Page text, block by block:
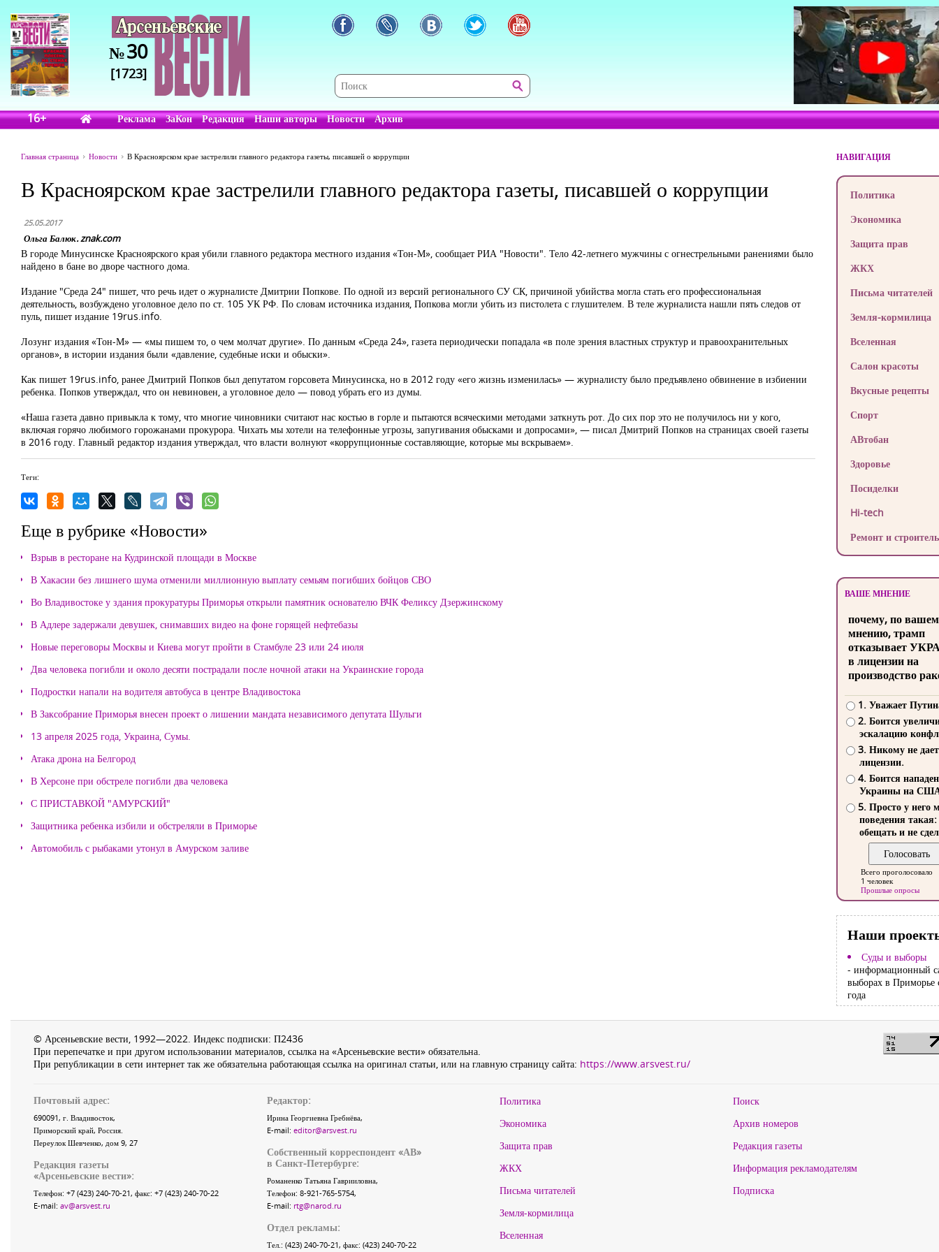
№30
[1723]
16+ Реклама ЗаКон Редакция Наши авторы Новости Архив
Главная страница Новости В Красноярском крае застрелили главного редактора газеты, писавшей о коррупции
В Красноярском крае застрелили главного редактора газеты, писавшей о коррупции
25.05.2017
Ольга Балюк. znak.com
В городе Минусинске Красноярского края убили главного редактора местного издания «Тон-М», сообщает РИА "Новости". Тело 42-летнего мужчины с огнестрельными ранениями было
найдено в бане во дворе частного дома.
Издание "Среда 24" пишет, что речь идет о журналисте Дмитрии Попкове. По одной из версий регионального СУ СК, причиной убийства могла стать его профессиональная
деятельность, возбуждено уголовное дело по ст. 105 УК РФ. По словам источника издания, Попкова могли убить из пистолета с глушителем. В теле журналиста нашли пять следов от
пуль, пишет издание 19rus.info.
Лозунг издания «Тон-М» — «мы пишем то, о чем молчат другие». По данным «Среда 24», газета периодически попадала «в поле зрения властных структур и правоохранительных
органов», в истории издания были «давление, судебные иски и обыски».
Как пишет 19rus.info, ранее Дмитрий Попков был депутатом горсовета Минусинска, но в 2012 году «его жизнь изменилась» — журналисту было предъявлено обвинение в избиении
ребенка. Попков утверждал, что он невиновен, а уголовное дело — повод убрать его из думы.
«Наша газета давно привыкла к тому, что многие чиновники считают нас костью в горле и пытаются всяческими методами заткнуть рот. До сих пор это не получилось ни у кого,
включая горячо любимого горожанами прокурора. Чихать мы хотели на телефонные угрозы, запугивания обысками и допросами», — писал Дмитрий Попков на страницах своей газеты
в 2016 году. Главный редактор издания утверждал, что власти волнуют «коррупционные составляющие, которые мы вскрываем».
Теги:
Еще в рубрике «Новости»
Взрыв в ресторане на Кудринской площади в Москве
В Хакасии без лишнего шума отменили миллионную выплату семьям погибших бойцов СВО
Во Владивостоке у здания прокуратуры Приморья открыли памятник основателю ВЧК Феликсу Дзержинскому
В Адлере задержали девушек, снимавших видео на фоне горящей нефтебазы
Новые переговоры Москвы и Киева могут пройти в Стамбуле 23 или 24 июля
Два человека погибли и около десяти пострадали после ночной атаки на Украинские города
Подростки напали на водителя автобуса в центре Владивостока
В Заксобрание Приморья внесен проект о лишении мандата независимого депутата Шульги
13 апреля 2025 года, Украина, Сумы.
Атака дрона на Белгород
В Херсоне при обстреле погибли два человека
С ПРИСТАВКОЙ "АМУРСКИЙ"
Защитника ребенка избили и обстреляли в Приморье
Автомобиль с рыбаками утонул в Амурском заливе
НАВИГАЦИЯ
Политика
Экономика
Защита прав
ЖКХ
Письма читателей
Земля-кормилица
Вселенная
Салон красоты
Вкусные рецепты
Спорт
АВтобан
Здоровье
Посиделки
Hi-tech
Ремонт и
ВАШЕ МНЕНИЕ
почему, по
мнению, трамп
отказывает
в лицензии на
производство
1. Уважает
2. Боится
эскалацию
3. Никому не
лицензии.
4. Боится
Украины на
5. Просто у него
поведения такая:
обещать и не
Всего проголосовало
1 человек
Прошлые опросы
Наши
Суды и выборы
- информационный
выборах в Приморье
года
© Арсеньевские вести, 1992—2022. Индекс подписки: П2436
При перепечатке и при другом использовании материалов, ссылка на «Арсеньевские вести» обязательна.
При републикации в сети интернет так же обязательна работающая ссылка на оригинал статьи, или на главную страницу сайта: https://www.arsvest.ru/
Почтовый адрес:
690091, г. Владивосток,
Приморский край, Россия.
Переулок Шевченко, дом 9, 27
Редакция газеты
«Арсеньевские вести»:
Телефон: +7 (423) 240-70-21, факс: +7 (423) 240-70-22
E-mail: av@arsvest.ru
Редактор:
Ирина Георгиевна Гребнёва,
E-mail: editor@arsvest.ru
Собственный корреспондент «АВ»
в Санкт-Петербурге:
Романенко Татьяна Гаврииловна,
Телефон: 8-921-765-5754,
E-mail: rtg@narod.ru
Отдел рекламы:
Тел.: (423) 240-70-21, факс: (423) 240-70-22
Политика
Экономика
Защита прав
ЖКХ
Письма читателей
Земля-кормилица
Вселенная
Поиск
Архив номеров
Редакция газеты
Информация рекламодателям
Подписка